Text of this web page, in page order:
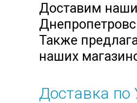
Доставим
Также
наших
Доставка по